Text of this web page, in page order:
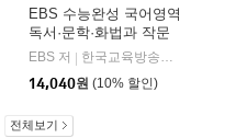
EBS 수능완성 국어영역
독서·문학·화법과 작문
(2026년)
EBS 저
한국교육방송공사
14,040원 (10% 할인)
전체보기